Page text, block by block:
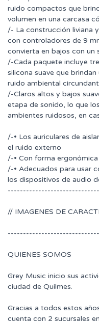
ruido compactos que
volumen en una carcasa
/- La construcción liviana
con controladores de 9
convierta en bajos con un
/-Cada paquete incluye
silicona suave que
ruido ambiental
/-Claros altos y bajos
etapa de sonido, lo que
ambientes ruidosos, en
/-• Los auriculares de
el ruido externo
/-• Con forma ergonómica
/-• Adecuados para usar
los dispositivos de audio
// IMAGENES DE
QUIENES SOMOS
Grey Music inicio sus
ciudad de Quilmes.
Gracias a todos estos
cuenta con 2 sucursales